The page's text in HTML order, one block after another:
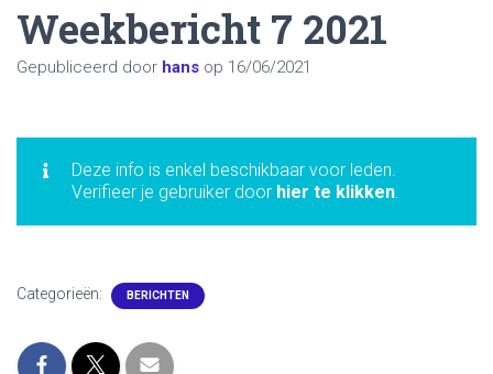
Weekbericht 7 2021
Gepubliceerd door hans op 16/06/2021
Deze info is enkel beschikbaar voor leden.
Verifieer je gebruiker door hier te klikken.
Categorieën: BERICHTEN